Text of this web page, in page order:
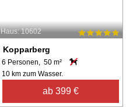
Haus: 10602
Kopparberg
6 Personen, 50 m²
10 km zum Wasser.
ab 399 €